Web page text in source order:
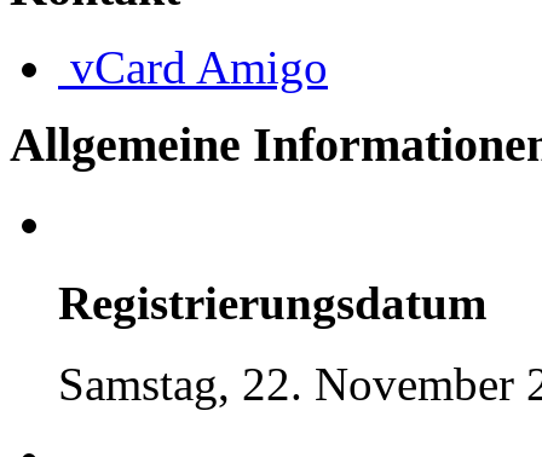
vCard Amigo
Allgemeine
Registrierungsdatum
Samstag, 22. November